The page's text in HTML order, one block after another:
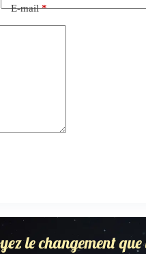
E-mail*
le changement